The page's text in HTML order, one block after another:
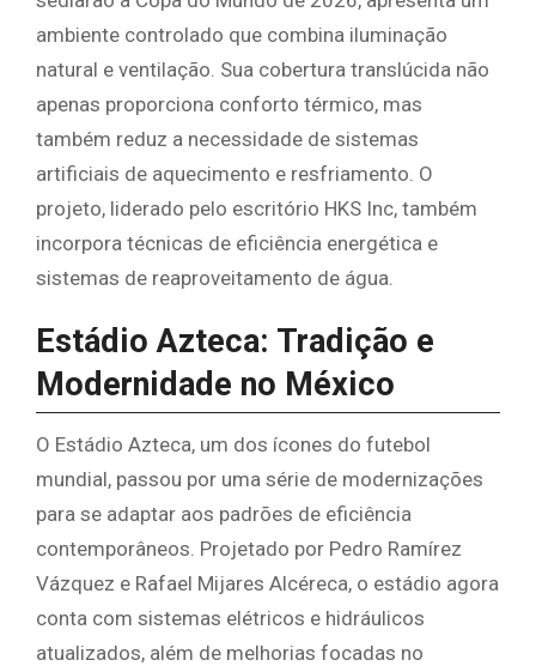
ambiente controlado que combina iluminação
natural e ventilação. Sua cobertura translúcida não
apenas proporciona conforto térmico, mas
também reduz a necessidade de sistemas
artificiais de aquecimento e resfriamento. O
projeto, liderado pelo escritório HKS Inc, também
incorpora técnicas de eficiência energética e
sistemas de reaproveitamento de água.
Estádio Azteca: Tradição e
Modernidade no México
O Estádio Azteca, um dos ícones do futebol
mundial, passou por uma série de modernizações
para se adaptar aos padrões de eficiência
contemporâneos. Projetado por Pedro Ramírez
Vázquez e Rafael Mijares Alcéreca, o estádio agora
conta com sistemas elétricos e hidráulicos
atualizados, além de melhorias focadas no